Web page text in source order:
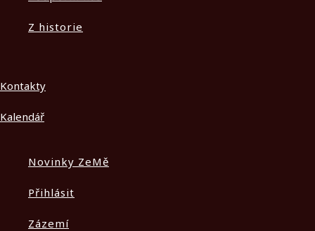
Z historie
Kontakty
Kalendář
Novinky ZeMě
Přihlásit
Zázemí